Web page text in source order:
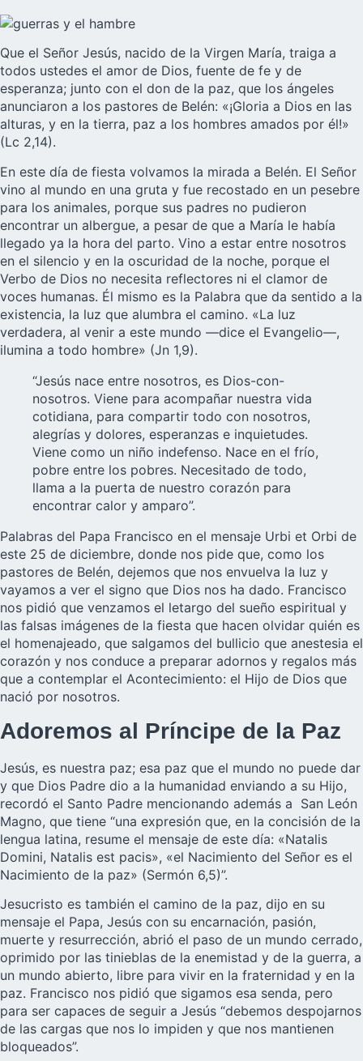
Que el Señor Jesús, nacido de la Virgen María, traiga a
todos ustedes el amor de Dios, fuente de fe y de
esperanza; junto con el don de la paz, que los ángeles
anunciaron a los pastores de Belén: «¡Gloria a Dios en las
alturas, y en la tierra, paz a los hombres amados por él!»
(Lc 2,14).
En este día de fiesta volvamos la mirada a Belén. El Señor
vino al mundo en una gruta y fue recostado en un pesebre
para los animales, porque sus padres no pudieron
encontrar un albergue, a pesar de que a María le había
llegado ya la hora del parto. Vino a estar entre nosotros
en el silencio y en la oscuridad de la noche, porque el
Verbo de Dios no necesita reflectores ni el clamor de
voces humanas. Él mismo es la Palabra que da sentido a la
existencia, la luz que alumbra el camino. «La luz
verdadera, al venir a este mundo —dice el Evangelio—,
ilumina a todo hombre» (Jn 1,9).
“Jesús nace entre nosotros, es Dios-con-
nosotros. Viene para acompañar nuestra vida
cotidiana, para compartir todo con nosotros,
alegrías y dolores, esperanzas e inquietudes.
Viene como un niño indefenso. Nace en el frío,
pobre entre los pobres. Necesitado de todo,
llama a la puerta de nuestro corazón para
encontrar calor y amparo”.
Palabras del Papa Francisco en el mensaje Urbi et Orbi de
este 25 de diciembre, donde nos pide que, como los
pastores de Belén, dejemos que nos envuelva la luz y
vayamos a ver el signo que Dios nos ha dado. Francisco
nos pidió que venzamos el letargo del sueño espiritual y
las falsas imágenes de la fiesta que hacen olvidar quién es
el homenajeado, que salgamos del bullicio que anestesia el
corazón y nos conduce a preparar adornos y regalos más
que a contemplar el Acontecimiento: el Hijo de Dios que
nació por nosotros.
Adoremos al Príncipe de la Paz
Jesús, es nuestra paz; esa paz que el mundo no puede dar
y que Dios Padre dio a la humanidad enviando a su Hijo,
recordó el Santo Padre mencionando además a San León
Magno, que tiene “una expresión que, en la concisión de la
lengua latina, resume el mensaje de este día: «Natalis
Domini, Natalis est pacis», «el Nacimiento del Señor es el
Nacimiento de la paz» (Sermón 6,5)”.
Jesucristo es también el camino de la paz, dijo en su
mensaje el Papa, Jesús con su encarnación, pasión,
muerte y resurrección, abrió el paso de un mundo cerrado,
oprimido por las tinieblas de la enemistad y de la guerra, a
un mundo abierto, libre para vivir en la fraternidad y en la
paz. Francisco nos pidió que sigamos esa senda, pero
para ser capaces de seguir a Jesús “debemos despojarnos
de las cargas que nos lo impiden y que nos mantienen
bloqueados”.